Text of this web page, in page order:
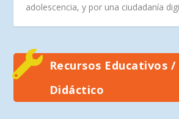
adolescencia, y por una ciudadanía
Recursos Educativos
Didáctico